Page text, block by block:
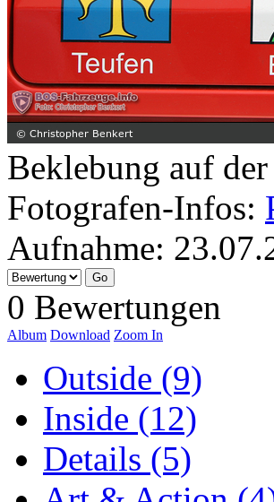
Beklebung auf
Fotografen-Infos:
Aufnahme:
0 Bewertungen
Album Download Zoom In
Outside (9)
Inside (12)
Details (5)